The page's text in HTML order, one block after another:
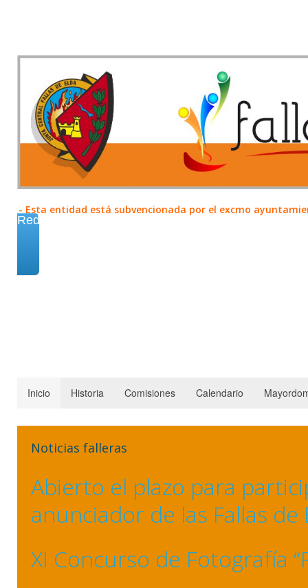
- Esta entidad está subvencionada por el excmo
Redes
Inicio Historia Comisiones Calendario
Noticias falleras
Abierto el plazo para
anunciador de las Fallas de
XI Concurso de Fotografía